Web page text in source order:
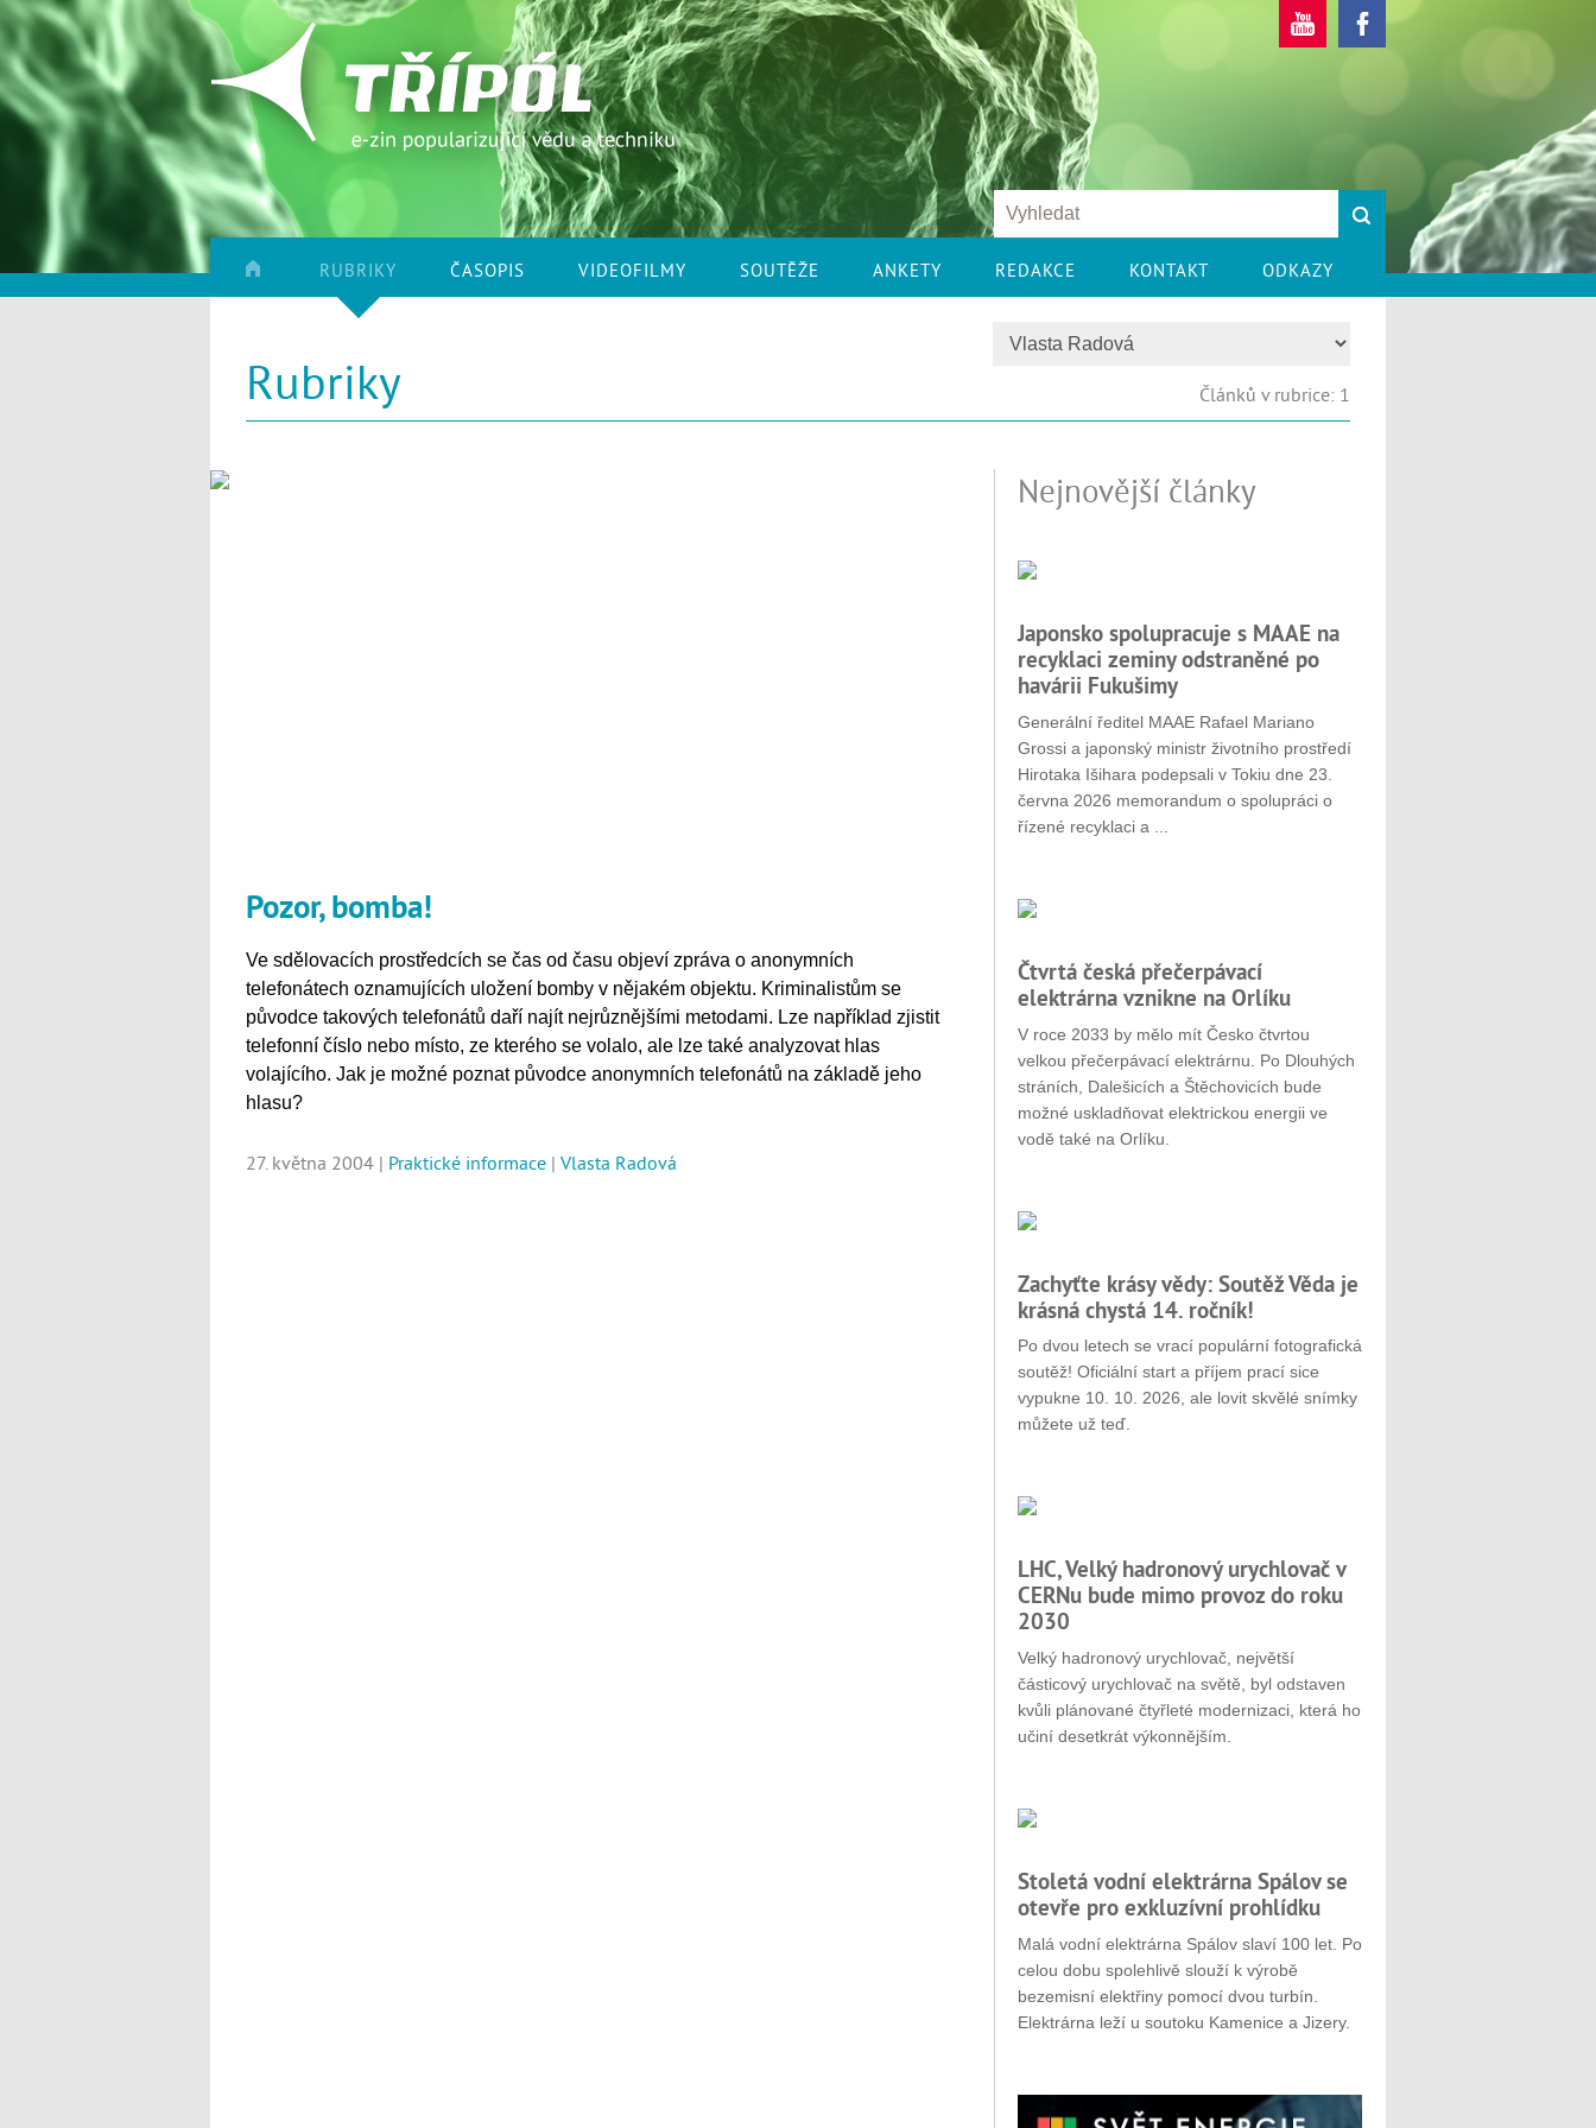
RUBRIKY ČASOPIS VIDEOFILMY SOUTĚŽE ANKETY REDAKCE KONTAKT ODKAZY
Rubriky Článků v rubrice: 1
Pozor, bomba!
Ve sdělovacích prostředcích se čas od času objeví zpráva o anonymních
telefonátech oznamujících uložení bomby v nějakém objektu. Kriminalistům se
původce takových telefonátů daří najít nejrůznějšími metodami. Lze například zjistit
telefonní číslo nebo místo, ze kterého se volalo, ale lze také analyzovat hlas
volajícího. Jak je možné poznat původce anonymních telefonátů na základě jeho
hlasu?
27. května 2004 | Praktické informace | Vlasta Radová
Nejnovější články
Japonsko spolupracuje s MAAE na
recyklaci zeminy odstraněné po
havárii Fukušimy
Generální ředitel MAAE Rafael Mariano
Grossi a japonský ministr životního prostředí
Hirotaka Išihara podepsali v Tokiu dne 23.
června 2026 memorandum o spolupráci o
řízené recyklaci a ...
Čtvrtá česká přečerpávací
elektrárna vznikne na Orlíku
V roce 2033 by mělo mít Česko čtvrtou
velkou přečerpávací elektrárnu. Po Dlouhých
stráních, Dalešicích a Štěchovicích bude
možné uskladňovat elektrickou energii ve
vodě také na Orlíku.
Zachyťte krásy vědy: Soutěž Věda je
krásná chystá 14. ročník!
Po dvou letech se vrací populární fotografická
soutěž! Oficiální start a příjem prací sice
vypukne 10. 10. 2026, ale lovit skvělé snímky
můžete už teď.
LHC, Velký hadronový urychlovač v
CERNu bude mimo provoz do roku
2030
Velký hadronový urychlovač, největší
částicový urychlovač na světě, byl odstaven
kvůli plánované čtyřleté modernizaci, která ho
učiní desetkrát výkonnějším.
Stoletá vodní elektrárna Spálov se
otevře pro exkluzívní prohlídku
Malá vodní elektrárna Spálov slaví 100 let. Po
celou dobu spolehlivě slouží k výrobě
bezemisní elektřiny pomocí dvou turbín.
Elektrárna leží u soutoku Kamenice a Jizery.